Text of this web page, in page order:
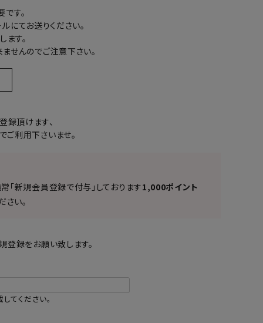
す。
にてお送りください。
す。
せんのでご注意下さい。
録頂けます、
利用下さいませ。
常「新規会員登録で付与」しております1,000ポイント
さい。
登録をお願い致します。
てください。